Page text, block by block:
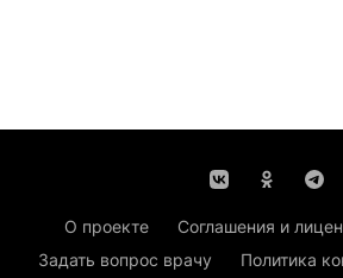
О проекте Соглашения и
Задать вопрос врачу
Политика